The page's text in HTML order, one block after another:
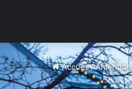
Accueil/Amérique